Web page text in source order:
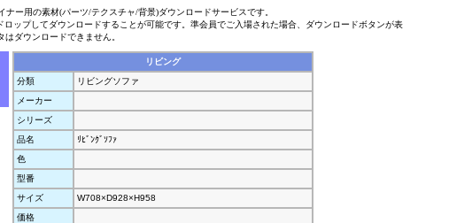
ー用の素材(パーツ/テクスチャ/背景)ダウンロードサービスです。
ップしてダウンロードすることが可能です。準会員でご入場された場合、ダウンロードボタンが表
ダウンロードできません。
リビング
分類
リビングソファ
メーカー
シリーズ
品名
ﾘﾋﾞﾝｸﾞｿﾌｧ
色
型番
サイズ
W708×D928×H958
価格